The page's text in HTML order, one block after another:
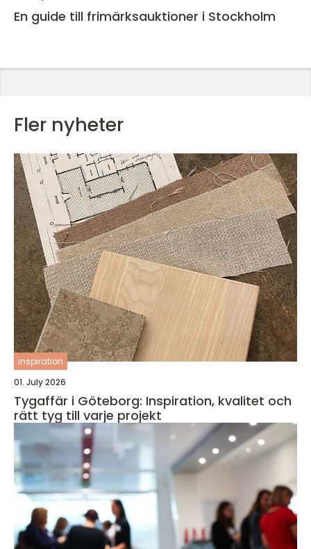
En guide till frimärksauktioner i Stockholm
Fler nyheter
inspiration
01. July 2026
Tygaffär i Göteborg: Inspiration, kvalitet och
rätt tyg till varje projekt